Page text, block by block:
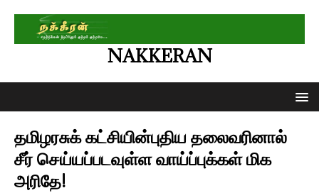
NAKKERAN
தமிழரசுக் கட்சியின்புதிய தலைவரினால்
சீர் செய்யப்படவுள்ள வாய்ப்புக்கள் மிக
அரிதே!